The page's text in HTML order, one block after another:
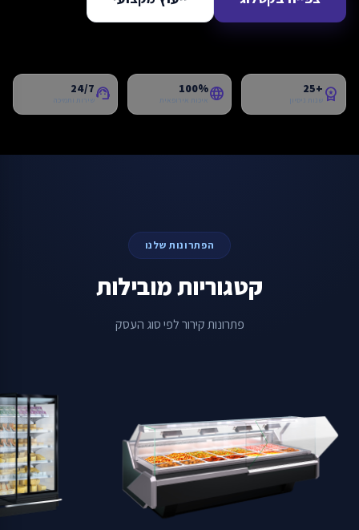
workspace_premium
+25
שנות ניסיון language
100%
איכות אירופאית support_agent
24/7
שירות ותמיכה
הפתרונות שלנו
קטגוריות מובילות
פתרונות קירור לפי סוג העסק